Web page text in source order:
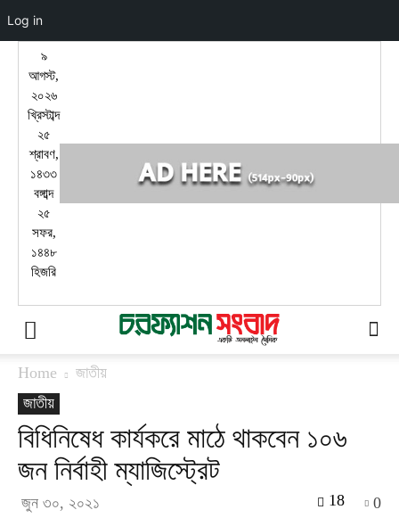
৯
আগস্ট,
২০২৬
খ্রিস্টাব্দ
২৫
শ্রাবণ,
১৪৩৩
বঙ্গাব্দ
২৫
সফর,
১৪৪৮
হিজরি
Home
জাতীয়
জাতীয়
বিধিনিষেধ কার্যকরে মাঠে থাকবেন ১০৬
জন নির্বাহী ম্যাজিস্ট্রেট
জুন ৩০, ২০২১ 0
18
Log in